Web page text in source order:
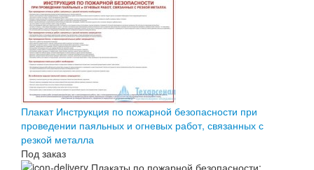
Плакат Инструкция по пожарной безопасности при
проведении паяльных и огневых работ, связанных с
резкой металла
Под заказ